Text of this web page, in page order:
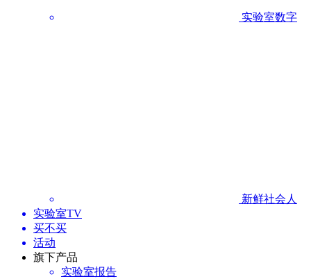
实验室数字
新鲜社会人
实验室TV
买不买
活动
旗下产品
实验室报告